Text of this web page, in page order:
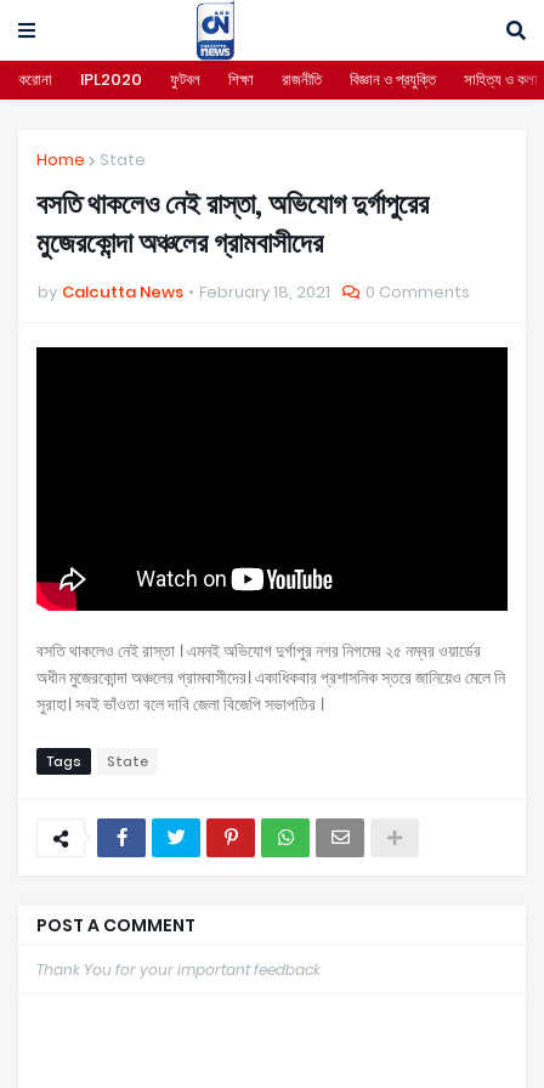
করোনা IPL2020 ফুটবল শিক্ষা রাজনীতি বিজ্ঞান ও প্রযুক্তি সাহিত্য ও কলা
Home State
বসতি থাকলেও নেই রাস্তা, অভিযোগ দুর্গাপুরের
মুজেরকোন্দা অঞ্চলের গ্রামবাসীদের
by Calcutta News February 18, 2021 0 Comments
বসতি থাকলেও নেই রাস্তা । এমনই অভিযোগ দুর্গাপুর নগর নিগমের ২৫ নম্বর ওয়ার্ডের
অধীন মুজেরকোন্দা অঞ্চলের গ্রামবাসীদের। একাধিকবার প্রশাসনিক স্তরে জানিয়েও মেলে নি
সুরাহা। সবই ভাঁওতা বলে দাবি জেলা বিজেপি সভাপতির ।
Tags State
POST A COMMENT
Thank You for your important feedback